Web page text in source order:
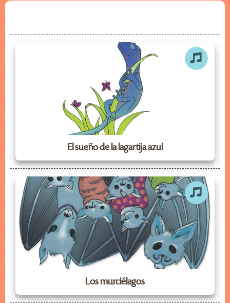
El sueño de la lagartija azul
Los murciélagos